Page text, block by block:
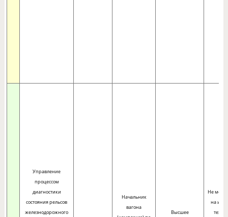
Управление
процессом
диагностики
состояния рельсов
железнодорожного
Начальник
вагона
Высшее
Не
на